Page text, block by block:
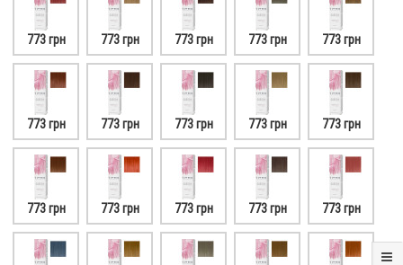
773 грн 773 грн 773 грн 773 грн 773 грн
773 грн 773 грн 773 грн 773 грн 773 грн
773 грн 773 грн 773 грн 773 грн 773 грн